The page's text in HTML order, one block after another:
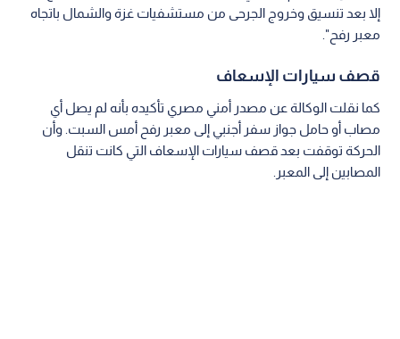
إلا بعد تنسيق وخروج الجرحى من مستشفيات غزة والشمال باتجاه
معبر رفح".
قصف سيارات الإسعاف
كما نقلت الوكالة عن مصدر أمني مصري تأكيده بأنه لم يصل أي
مصاب أو حامل جواز سفر أجنبي إلى معبر رفح أمس السبت. وأن
الحركة توقفت بعد قصف سيارات الإسعاف التي كانت تنقل
المصابين إلى المعبر.